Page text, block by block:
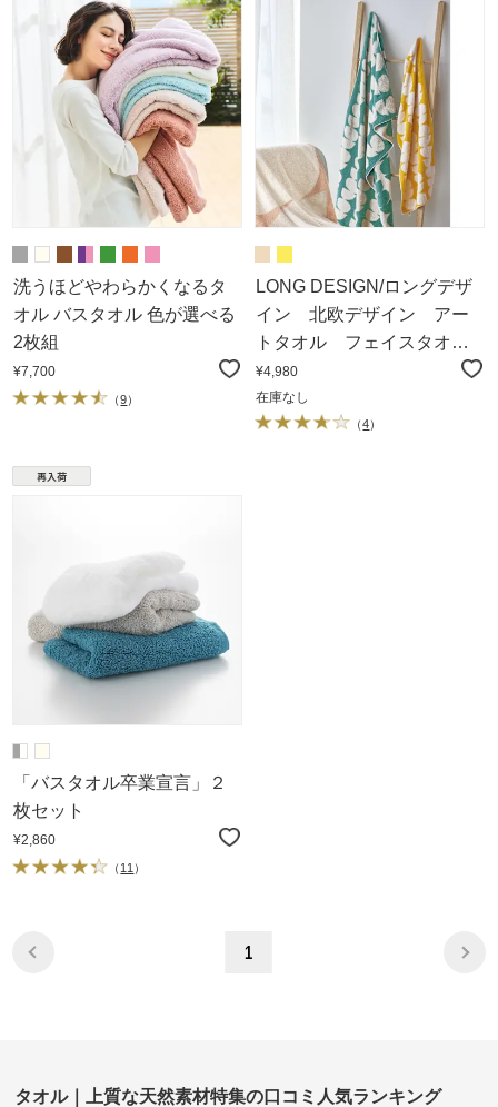
洗うほどやわらかくなるタ
オル バスタオル 色が選べる
2枚組
¥7,700
（9）
LONG DESIGN/ロングデザ
イン 北欧デザイン アー
トタオル フェイスタオル
選べる2枚組
¥4,980
在庫なし
（4）
「バスタオル卒業宣言」２
枚セット
¥2,860
（ 11 ）
1
タオル｜上質な天然素材特集の口コミ人気ランキング